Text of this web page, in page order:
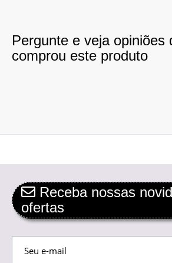
Pergunte e veja opiniões
comprou este produto
Receba nossas
ofertas